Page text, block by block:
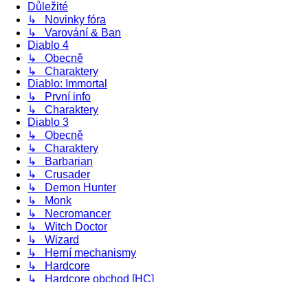
Důležité
↳ Novinky fóra
↳ Varování & Ban
Diablo 4
↳ Obecně
↳ Charaktery
Diablo: Immortal
↳ První info
↳ Charaktery
Diablo 3
↳ Obecně
↳ Charaktery
↳ Barbarian
↳ Crusader
↳ Demon Hunter
↳ Monk
↳ Necromancer
↳ Witch Doctor
↳ Wizard
↳ Herní mechanismy
↳ Hardcore
↳ Hardcore obchod [HC]